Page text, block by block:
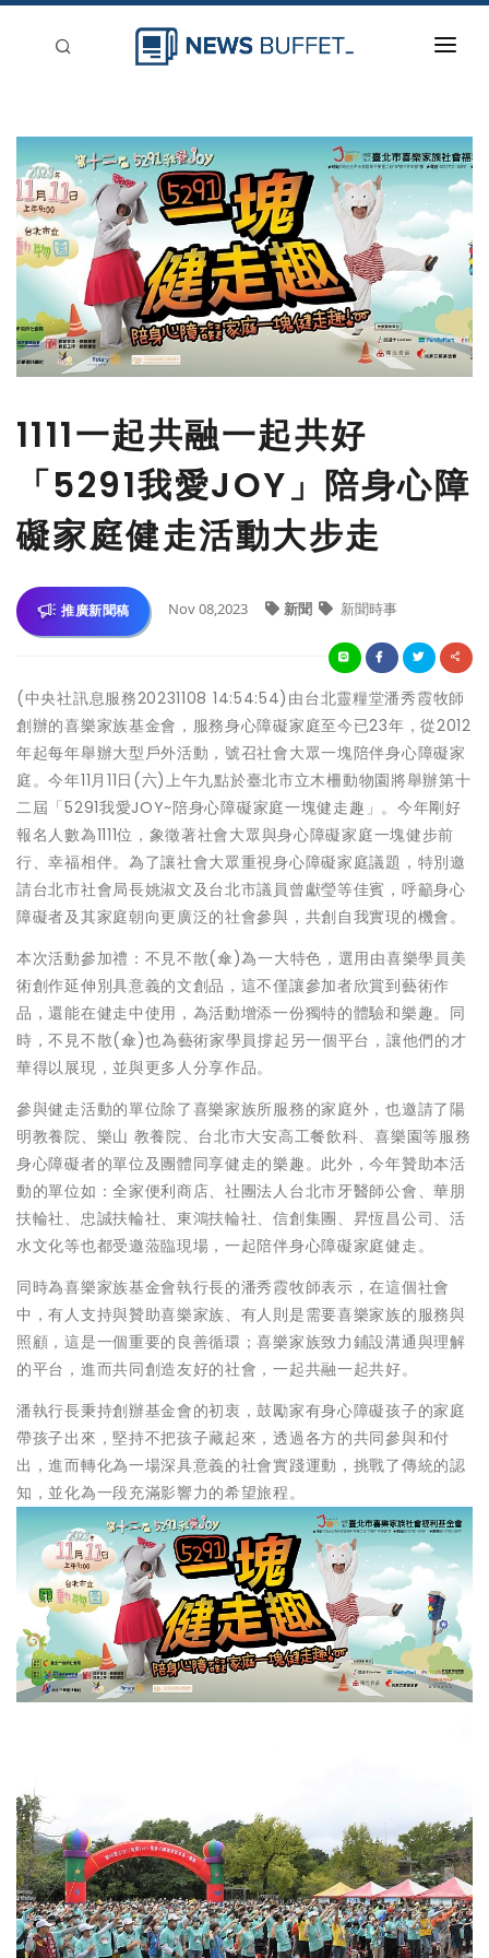
新聞稿分類
登入
刊登
1111一起共融一起共好
「5291我愛JOY」陪身心障
礙家庭健走活動大步走
推廣新聞稿 Nov 08,2023 新聞 新聞時事
(中央社訊息服務20231108 14:54:54)由台北靈糧堂潘秀霞牧師
創辦的喜樂家族基金會，服務身心障礙家庭至今已23年，從2012
年起每年舉辦大型戶外活動，號召社會大眾一塊陪伴身心障礙家
庭。今年11月11日(六)上午九點於臺北市立木柵動物園將舉辦第十
二屆「5291我愛JOY~陪身心障礙家庭一塊健走趣」。今年剛好
報名人數為1111位，象徵著社會大眾與身心障礙家庭一塊健步前
行、幸福相伴。為了讓社會大眾重視身心障礙家庭議題，特別邀
請台北市社會局長姚淑文及台北市議員曾獻瑩等佳賓，呼籲身心
障礙者及其家庭朝向更廣泛的社會參與，共創自我實現的機會。
本次活動參加禮：不見不散(傘)為一大特色，選用由喜樂學員美
術創作延伸別具意義的文創品，這不僅讓參加者欣賞到藝術作
品，還能在健走中使用，為活動增添一份獨特的體驗和樂趣。同
時，不見不散(傘)也為藝術家學員撐起另一個平台，讓他們的才
華得以展現，並與更多人分享作品。
參與健走活動的單位除了喜樂家族所服務的家庭外，也邀請了陽
明教養院、樂山 教養院、台北市大安高工餐飲科、喜樂園等服務
身心障礙者的單位及團體同享健走的樂趣。此外，今年贊助本活
動的單位如：全家便利商店、社團法人台北市牙醫師公會、華朋
扶輪社、忠誠扶輪社、東鴻扶輪社、信創集團、昇恆昌公司、活
水文化等也都受邀蒞臨現場，一起陪伴身心障礙家庭健走。
同時為喜樂家族基金會執行長的潘秀霞牧師表示，在這個社會
中，有人支持與贊助喜樂家族、有人則是需要喜樂家族的服務與
照顧，這是一個重要的良善循環；喜樂家族致力鋪設溝通與理解
的平台，進而共同創造友好的社會，一起共融一起共好。
潘執行長秉持創辦基金會的初衷，鼓勵家有身心障礙孩子的家庭
帶孩子出來，堅持不把孩子藏起來，透過各方的共同參與和付
出，進而轉化為一場深具意義的社會實踐運動，挑戰了傳統的認
知，並化為一段充滿影響力的希望旅程。